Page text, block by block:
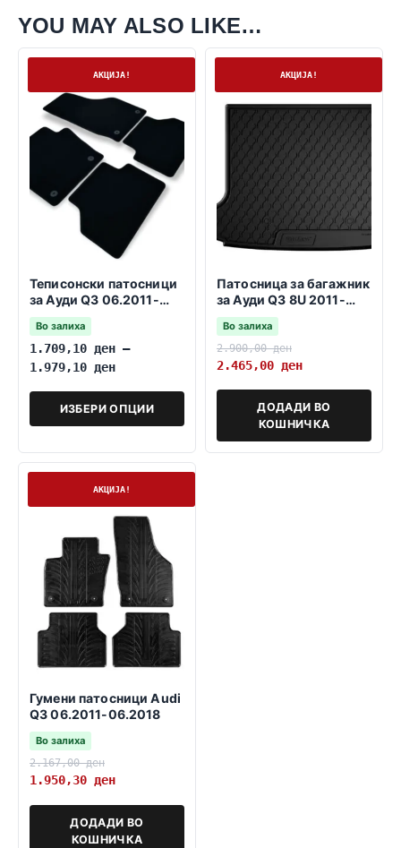
YOU MAY ALSO LIKE…
АКЦИЈА!
Теписонски патосници
за Ауди Q3 06.2011-
06.2018
Во залиха
1.709,10 ден –
1.979,10 ден
ИЗБЕРИ ОПЦИИ
АКЦИЈА!
Патосница за багажник
за Ауди Q3 8U 2011-
2019
Во залиха
2.900,00ден
2.465,00 ден
ДОДАДИ ВО
КОШНИЧКА
АКЦИЈА!
Гумени патосници Audi
Q3 06.2011-06.2018
Во залиха
2.167,00ден
1.950,30 ден
ДОДАДИ ВО
КОШНИЧКА